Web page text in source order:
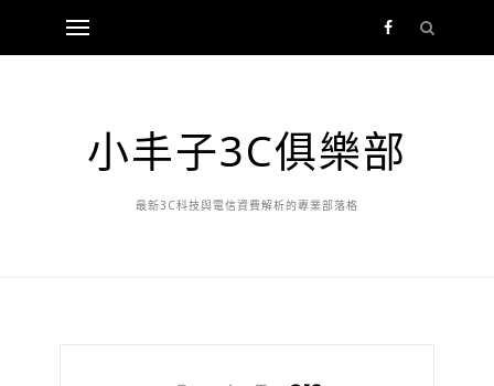
小丰子3C俱樂部
最新3C科技與電信資費解析的專業部落格